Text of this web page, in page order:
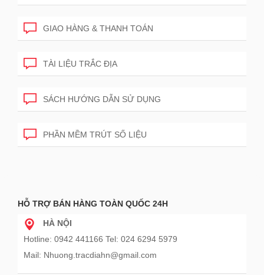
GIAO HÀNG & THANH TOÁN
TÀI LIỆU TRẮC ĐỊA
SÁCH HƯỚNG DẪN SỬ DỤNG
PHẦN MỀM TRÚT SỐ LIỆU
HỖ TRỢ BÁN HÀNG TOÀN QUỐC 24H
HÀ NỘI
Hotline: 0942 441166 Tel: 024 6294 5979
Mail: Nhuong.tracdiahn@gmail.com